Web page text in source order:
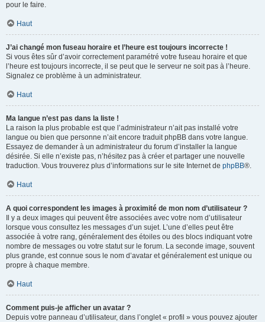
pour le faire.
Haut
J’ai changé mon fuseau horaire et l’heure est toujours incorrecte !
Si vous êtes sûr d’avoir correctement paramétré votre fuseau horaire et que
l’heure est toujours incorrecte, il se peut que le serveur ne soit pas à l’heure.
Signalez ce problème à un administrateur.
Haut
Ma langue n’est pas dans la liste !
La raison la plus probable est que l’administrateur n’ait pas installé votre
langue ou bien que personne n’ait encore traduit phpBB dans votre langue.
Essayez de demander à un administrateur du forum d’installer la langue
désirée. Si elle n’existe pas, n’hésitez pas à créer et partager une nouvelle
traduction. Vous trouverez plus d’informations sur le site Internet de phpBB®.
Haut
A quoi correspondent les images à proximité de mon nom d’utilisateur ?
Il y a deux images qui peuvent être associées avec votre nom d’utilisateur
lorsque vous consultez les messages d’un sujet. L’une d’elles peut être
associée à votre rang, généralement des étoiles ou des blocs indiquant votre
nombre de messages ou votre statut sur le forum. La seconde image, souvent
plus grande, est connue sous le nom d’avatar et généralement est unique ou
propre à chaque membre.
Haut
Comment puis-je afficher un avatar ?
Depuis votre panneau d’utilisateur, dans l’onglet « profil » vous pouvez ajouter